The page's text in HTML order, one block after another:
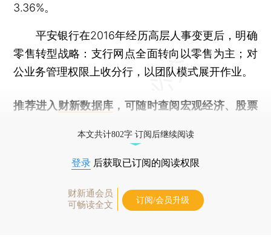
3.36%。
平安银行在2016年经历高层人事变更后，明确
零售转型战略：支行网点全面转向以零售为主；对
公业务管理权限上收分行，以团队模式展开作业。
推荐进入 财新数据库 ，可随时查阅宏观经济、股票
本文共计802字 订阅后继续阅读
登录 后获取已订阅的阅读权限
财新通会员
可畅读全文
订阅/会员升级